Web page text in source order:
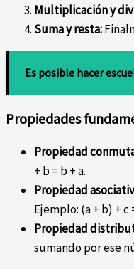
Multiplicación y
Suma y resta:
Es posible hacer
Propiedades
Propiedad
+ b = b + a.
Propiedad
Ejemplo: (a + b) + c
Propiedad
sumando por ese